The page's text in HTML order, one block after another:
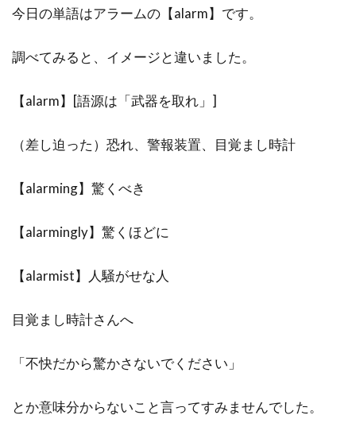
今日の単語はアラームの【alarm】です。
調べてみると、イメージと違いました。
【alarm】[語源は「武器を取れ」]
（差し迫った）恐れ、警報装置、目覚まし時計
【alarming】驚くべき
【alarmingly】驚くほどに
【alarmist】人騒がせな人
目覚まし時計さんへ
「不快だから驚かさないでください」
とか意味分からないこと言ってすみませんでした。